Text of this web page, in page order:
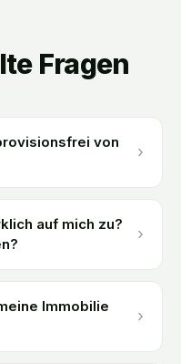
Fragen
von
›
auf mich zu?
›
Immobilie
›